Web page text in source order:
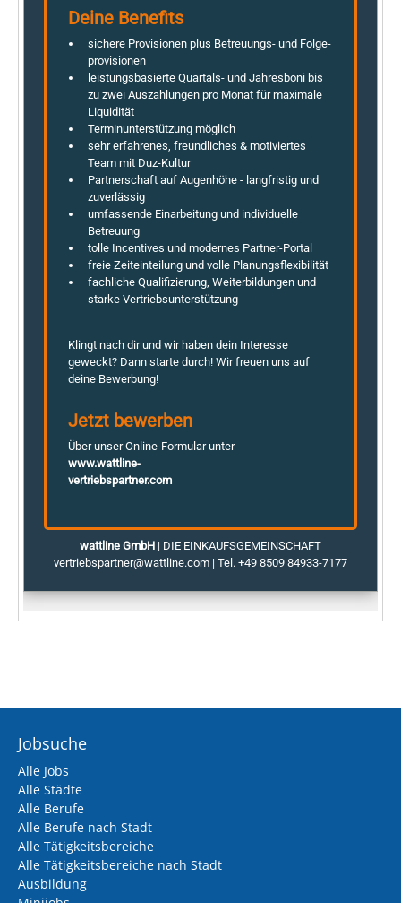
Jobsuche
Alle Jobs
Alle Städte
Alle Berufe
Alle Berufe nach Stadt
Alle Tätigkeitsbereiche
Alle Tätigkeitsbereiche nach Stadt
Ausbildung